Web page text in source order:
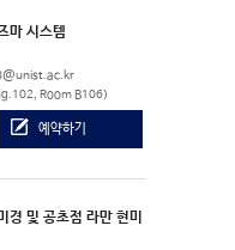
마 시스템
Room B106)
예약하기
및 공초점 라만 현미